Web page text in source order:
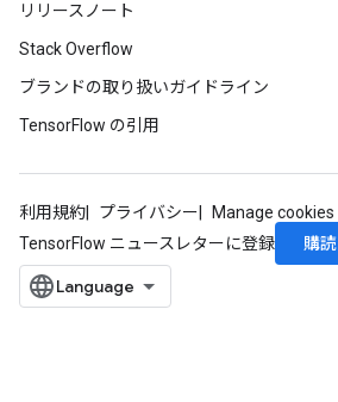
リリースノート
Stack Overflow
ブランドの取り扱いガイドライン
TensorFlow の引用
利用規約 プライバシー
Manage cookies
TensorFlow ニュースレターに登録
購読